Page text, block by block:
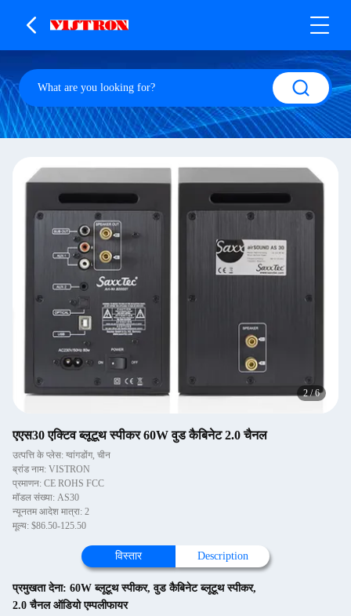
2/6
एएस30 एक्टिव ब्लूटूथ स्पीकर 60W वुड कैबिनेट 2.0 चैनल
उत्पत्ति के प्लेस: ग्वांगडोंग, चीन
ब्रांड नाम: VISTRON
प्रमाणन: CE ROHS FCC
मॉडल संख्या: AS30
न्यूनतम आदेश मात्रा: 2
मूल्य: $86.50-125.50
विस्तार Description
प्रमुखता देना: 60W ब्लूटूथ स्पीकर,वुड कैबिनेट ब्लूटूथ स्पीकर,
2.0 चैनल ऑडियो एम्पलीफायर